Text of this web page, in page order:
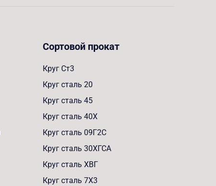
Сортовой прокат
Круг Ст3
Круг сталь 20
Круг сталь 45
Круг сталь 40Х
Круг сталь 09Г2С
Круг сталь 30ХГСА
Круг сталь ХВГ
Круг сталь 7Х3